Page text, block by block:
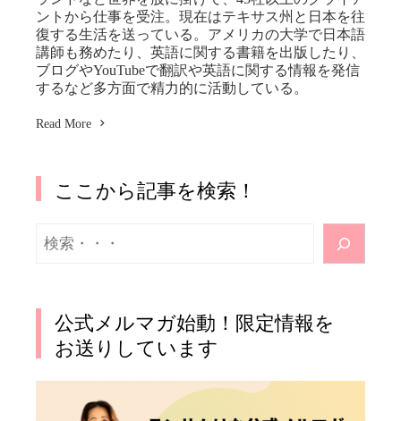
ントから仕事を受注。現在はテキサス州と日本を往
復する生活を送っている。アメリカの大学で日本語
講師も務めたり、英語に関する書籍を出版したり、
ブログやYouTubeで翻訳や英語に関する情報を発信
するなど多方面で精力的に活動している。
Read More
ここから記事を検索！
索
公式メルマガ始動！限定情報を
お送りしています